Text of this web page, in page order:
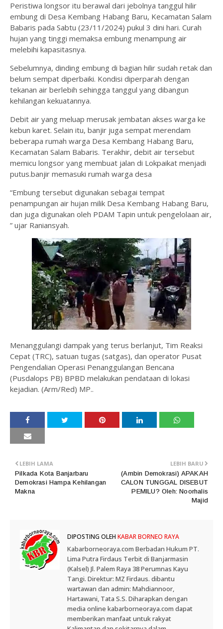
Peristiwa longsor itu berawal dari jebolnya tanggul hilir
embung di Desa Kembang Habang Baru, Kecamatan Salam
Babaris pada Sabtu (23/11/2024) pukul 3 dini hari. Curah
hujan yang tinggi memaksa embung menampung air
melebihi kapasitasnya.
Sebelumnya, dinding embung di bagian hilir sudah retak dan
belum sempat diperbaiki. Kondisi diperparah dengan
tekanan air berlebih sehingga tanggul yang dibangun
kehilangan kekuatannya.
Debit air yang meluap merusak jembatan akses warga ke
kebun karet. Selain itu, banjir juga sempat merendam
beberapa rumah warga Desa Kembang Habang Baru,
Kecamatan Salam Babaris. Terakhir, debit air tersebut
memicu longsor yang membuat jalan di Lokpaikat menjadi
putus.banjir memasuki rumah warga desa
“Embung tersebut digunakan sebagai tempat
penampungan air hujan milik Desa Kembang Habang Baru,
dan juga digunakan oleh PDAM Tapin untuk pengelolaan air,
” ujar Raniansyah.
Menanggulangi dampak yang terus berlanjut, Tim Reaksi
Cepat (TRC), satuan tugas (satgas), dan operator Pusat
Pengendalian Operasi Penanggulangan Bencana
(Pusdalops PB) BPBD melakukan pendataan di lokasi
kejadian. (Arm/Red) MP..
LEBIH BARU
(Ambin Demokrasi) APAKAH
CALON TUNGGAL DISEBUT
PEMILU? Oleh: Noorhalis
Majid
LEBIH LAMA
Pilkada Kota Banjarbaru
Demokrasi Hampa Kehilangan
Makna
DIPOSTING OLEH KABAR BORNEO RAYA
Kabarborneoraya.com Berbadan Hukum PT.
Lima Putra Firdaus Terbit di Banjarmasin
(Kalsel) Jl. Palem Raya 38 Perumnas Kayu
Tangi. Direktur: MZ Firdaus. dibantu
wartawan dan admin: Mahdiannoor,
Hartawani, Tata S.S. Diharapkan dengan
media online kabarborneoraya.com dapat
memberikan manfaat untuk rakyat